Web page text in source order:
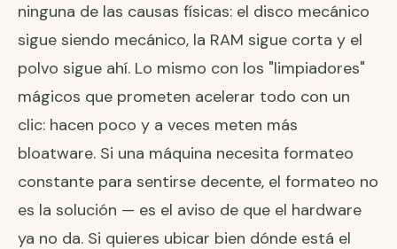
ninguna de las causas físicas: el disco mecánico
sigue siendo mecánico, la RAM sigue corta y el
polvo sigue ahí. Lo mismo con los "limpiadores"
mágicos que prometen acelerar todo con un
clic: hacen poco y a veces meten más
bloatware. Si una máquina necesita formateo
constante para sentirse decente, el formateo no
es la solución — es el aviso de que el hardware
ya no da. Si quieres ubicar bien dónde está el